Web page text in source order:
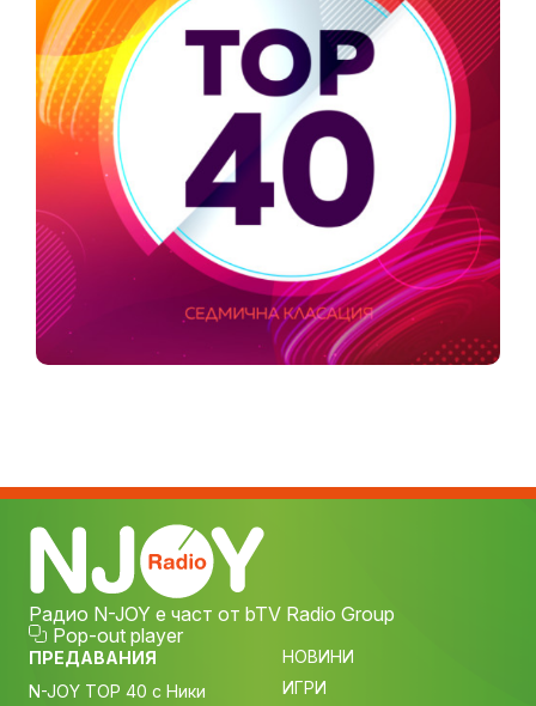
Радио N-JOY е част от bTV Radio Group
Pop-out player
ПРЕДАВАНИЯ
N-JOY TOP 40 с Ники
НОВИНИ
ИГРИ